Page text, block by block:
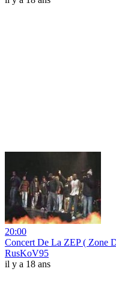
20:00
Concert De La ZEP ( Zone
RusKoV95
il y a 18 ans